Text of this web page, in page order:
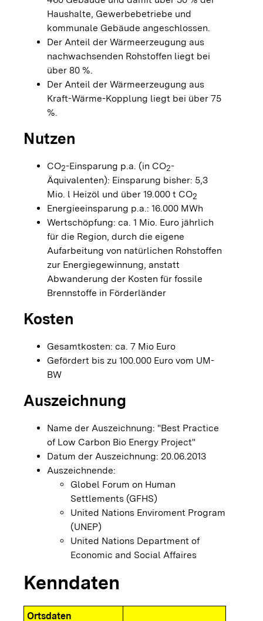
Haushalte, Gewerbebetriebe und
kommunale Gebäude angeschlossen.
Der Anteil der Wärmeerzeugung aus
nachwachsenden Rohstoffen liegt bei
über 80 %.
Der Anteil der Wärmeerzeugung aus
Kraft-Wärme-Kopplung liegt bei über 75
%.
Nutzen
CO2-Einsparung p.a. (in CO2-
Äquivalenten): Einsparung bisher: 5,3
Mio. l Heizöl und über 19.000 t CO2
Energieeinsparung p.a.: 16.000 MWh
Wertschöpfung: ca. 1 Mio. Euro jährlich
für die Region, durch die eigene
Aufarbeitung von natürlichen Rohstoffen
zur Energiegewinnung, anstatt
Abwanderung der Kosten für fossile
Brennstoffe in Förderländer
Kosten
Gesamtkosten: ca. 7 Mio Euro
Gefördert bis zu 100.000 Euro vom UM-
BW
Auszeichnung
Name der Auszeichnung: "Best Practice
of Low Carbon Bio Energy Project"
Datum der Auszeichnung: 20.06.2013
Auszeichnende:
Globel Forum on Human
Settlements (GFHS)
United Nations Enviroment Program
(UNEP)
United Nations Department of
Economic and Social Affaires
Kenndaten
Ortsdaten